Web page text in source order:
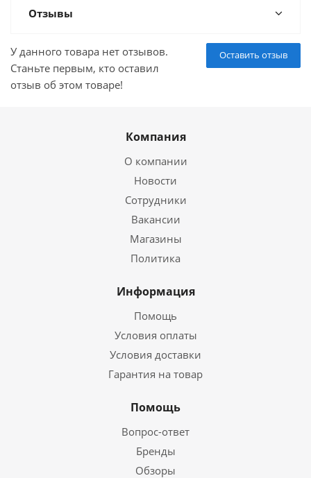
Отзывы
Оставить отзыв
У данного товара нет отзывов.
Станьте первым, кто оставил
отзыв об этом товаре!
Компания
О компании
Новости
Сотрудники
Вакансии
Магазины
Политика
Информация
Помощь
Условия оплаты
Условия доставки
Гарантия на товар
Помощь
Вопрос-ответ
Бренды
Обзоры